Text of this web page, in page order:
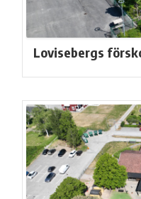
Lovisebergs